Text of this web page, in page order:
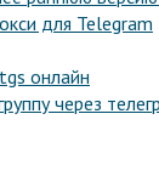
для Telegram
онлайн
через